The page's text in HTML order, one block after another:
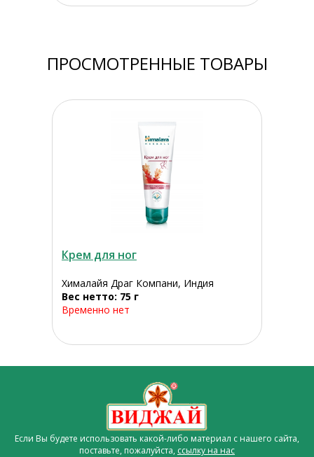
ПРОСМОТРЕННЫЕ ТОВАРЫ
Крем для ног
Хималайя Драг Компани, Индия
Вес нетто: 75 г
Временно нет
Если Вы будете использовать какой-либо материал с нашего сайта,
поставьте, пожалуйста, ссылку на нас